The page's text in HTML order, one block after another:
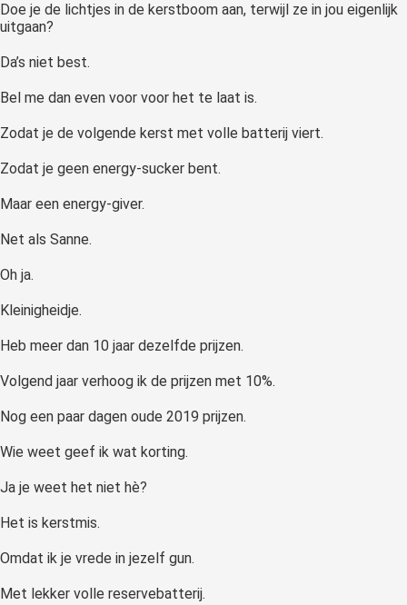
Doe je de lichtjes in de kerstboom aan, terwijl ze in jou eigenlijk
uitgaan?
Da’s niet best.
Bel me dan even voor voor het te laat is.
Zodat je de volgende kerst met volle batterij viert.
Zodat je geen energy-sucker bent.
Maar een energy-giver.
Net als Sanne.
Oh ja.
Kleinigheidje.
Heb meer dan 10 jaar dezelfde prijzen.
Volgend jaar verhoog ik de prijzen met 10%.
Nog een paar dagen oude 2019 prijzen.
Wie weet geef ik wat korting.
Ja je weet het niet hè?
Het is kerstmis.
Omdat ik je vrede in jezelf gun.
Met lekker volle reservebatterij.